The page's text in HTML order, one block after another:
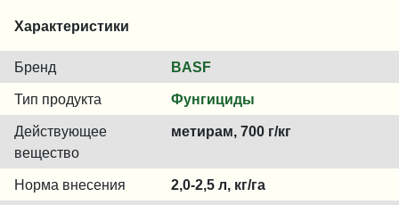
Характеристики
Бренд BASF
Тип продукта Фунгициды
Действующее
вещество
метирам, 700 г/кг
Норма внесения 2,0-2,5 л, кг/га